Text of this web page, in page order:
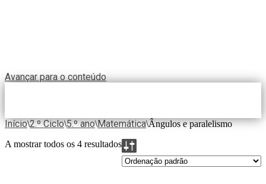
Avançar para o conteúdo
Início\2.º Ciclo\5.º ano\Matemática\Ângulos e paralelismo
A mostrar todos os 4 resultados